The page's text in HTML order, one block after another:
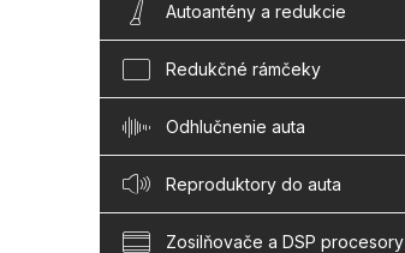
Autoantény a redukcie
Redukčné rámčeky
Odhlučnenie auta
Reproduktory do auta
Zosilňovače a DSP procesory